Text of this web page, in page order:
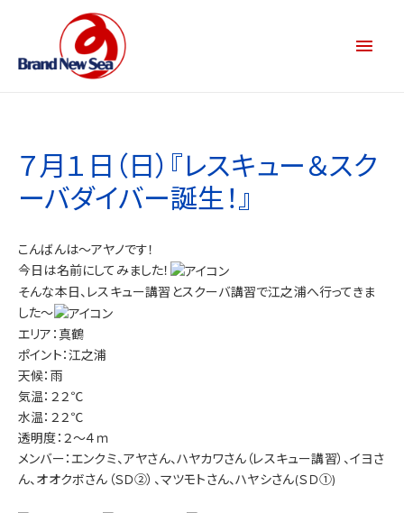
７月１日（日）『レスキュー＆スク
ーバダイバー誕生！』
こんばんは～アヤノです！
今日は名前にしてみました！
そんな本日、レスキュー講習とスクーバ講習で江之浦へ行ってきま
した～
エリア：真鶴
ポイント：江之浦
天候：雨
気温：２２℃
水温：２２℃
透明度：２～４ｍ
メンバー：エンクミ、アヤさん、ハヤカワさん（レスキュー講習）、イヨさ
ん、オオクボさん（ＳＤ②）、マツモトさん、ハヤシさん(ＳＤ①)